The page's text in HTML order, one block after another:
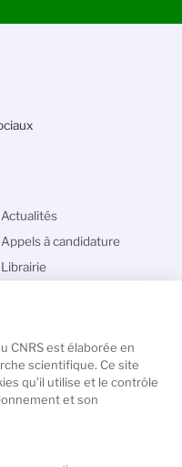
Actualités
Appels à candidature
Librairie
Espace Labos
CNRS est élaborée en
scientifique. Ce site
qu’il utilise et le contrôle
et son